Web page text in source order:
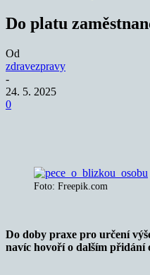
Do platu
Od
zdravezpravy
-
24. 5. 2025
0
Foto: Freepik.com
Do doby praxe pro určení
navíc hovoří o dalším přidání